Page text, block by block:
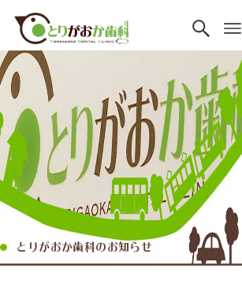
● とりがおか歯科のお知らせ